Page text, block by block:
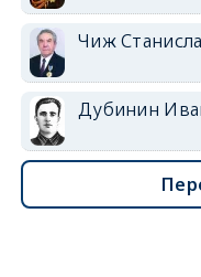
Чиж
Дубинин